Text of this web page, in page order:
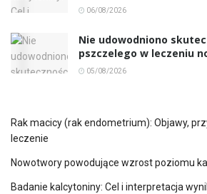
06/08/2026
Nie udowodniono
pszczelego w leczeniu
05/08/2026
Rak macicy (rak endometrium): Objawy,
leczenie
Nowotwory powodujące wzrost poziomu
Badanie kalcytoniny: Cel i interpretacja